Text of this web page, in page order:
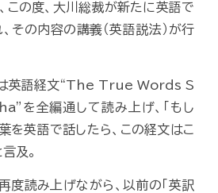
この度、大川総裁が新たに英語で
その内容の講義（英語説法）が行
は英語経文“The True Words S
全編通して読み上げ、「もし
を英語で話したら、この経文はこ
及。
度読み上げながら、以前の「英訳